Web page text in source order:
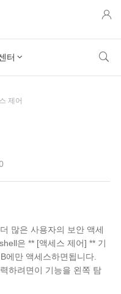
터  
제어
많은 사용자의 보안 액세
은 ** [액세스 제어] ** 기
에만 액세스하면됩니다.
하려면이 기능을 왼쪽 탐